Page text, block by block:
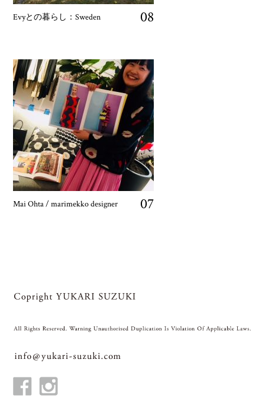
Evyとの暮らし：Sweden 08
Mai Ohta / marimekko designer 07